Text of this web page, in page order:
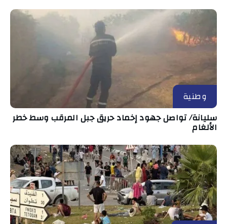
وطنية
سليانة/ تواصل جهود إخماد حريق جبل المرقب وسط خطر
الألغام